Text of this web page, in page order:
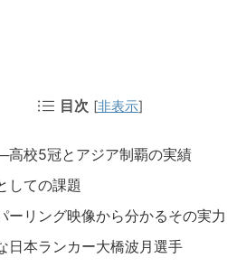
目次 [非表示]
高校5冠とアジア制覇の実績
しての課題
ーリング映像から分かるその実力
日本ランカー大橋波月選手